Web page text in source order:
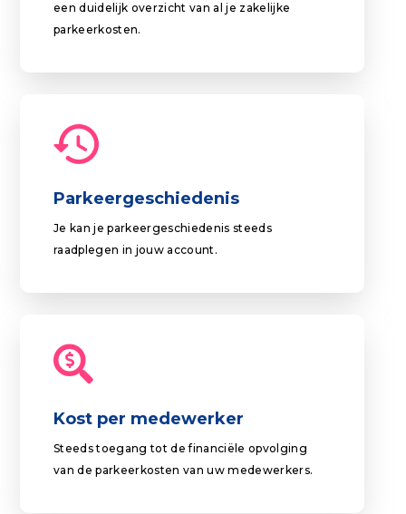
een duidelijk overzicht van al je zakelijke
parkeerkosten.
Parkeergeschiedenis
Je kan je parkeergeschiedenis steeds
raadplegen in jouw account.
Kost per medewerker
Steeds toegang tot de financiële opvolging
van de parkeerkosten van uw medewerkers.